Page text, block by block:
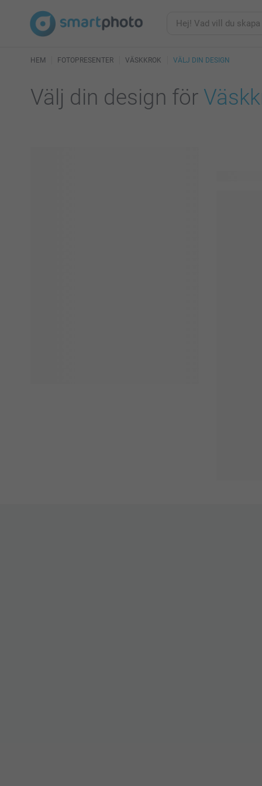
HEM FOTOPRESENTER VÄSKKROK VÄLJ DIN DESIGN
Välj din design för